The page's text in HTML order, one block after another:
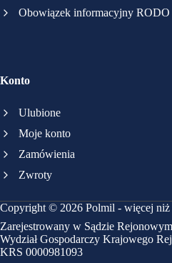
Obowiązek informacyjny RODO
Konto
Ulubione
Moje konto
Zamówienia
Zwroty
Copyright © 2026 Polmil - więcej niż
Zarejestrowany w Sądzie
Wydział Gospodarczy Krajowego
KRS 0000981093